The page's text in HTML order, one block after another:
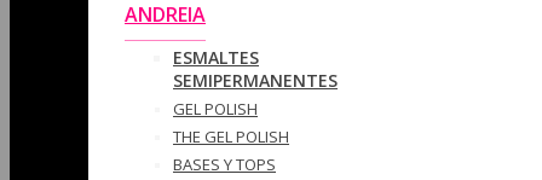
ANDREIA
ESMALTES
SEMIPERMANENTES
GEL POLISH
THE GEL POLISH
BASES Y‎ TOPS